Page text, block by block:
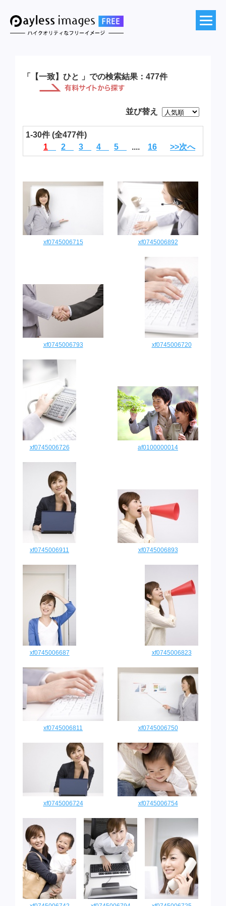
「【一致】ひと 」での検索結果：477件
並び替え
1-30件 (全477件)
1
2 3 4 5 .... 16 >>次へ
xf0745006715 xf0745006892
xf0745006793 xf0745006720
xf0745006726 af0100000014
xf0745006911 xf0745006893
xf0745006687 xf0745006823
xf0745006811 xf0745006750
xf0745006724 xf0745006754